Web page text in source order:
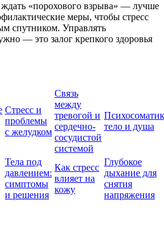
«порохового взрыва» — лучше
меры, чтобы стресс
спутником. Управлять
— это залог крепкого здоровья
Стресс и
проблемы
с желудком
Связь
между
тревогой и
сердечно-
сосудистой
системой
тело и душа
Тела под
давлением:
симптомы
и решения
Как стресс
влияет на
кожу
Глубокое
дыхание для
снятия
напряжения